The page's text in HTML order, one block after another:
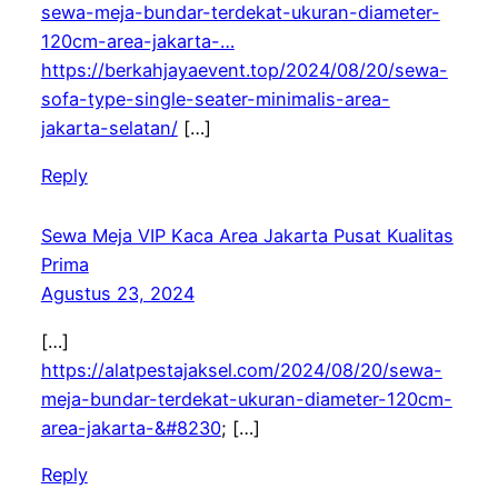
sewa-meja-bundar-terdekat-ukuran-diameter-
120cm-area-jakarta-…
https://berkahjayaevent.top/2024/08/20/sewa-
sofa-type-single-seater-minimalis-area-
jakarta-selatan/[…]
Reply
Sewa Meja VIP Kaca Area Jakarta Pusat Kualitas
Prima
Agustus 23, 2024
[…]
https://alatpestajaksel.com/2024/08/20/sewa-
meja-bundar-terdekat-ukuran-diameter-120cm-
area-jakarta-&#8230; […]
Reply